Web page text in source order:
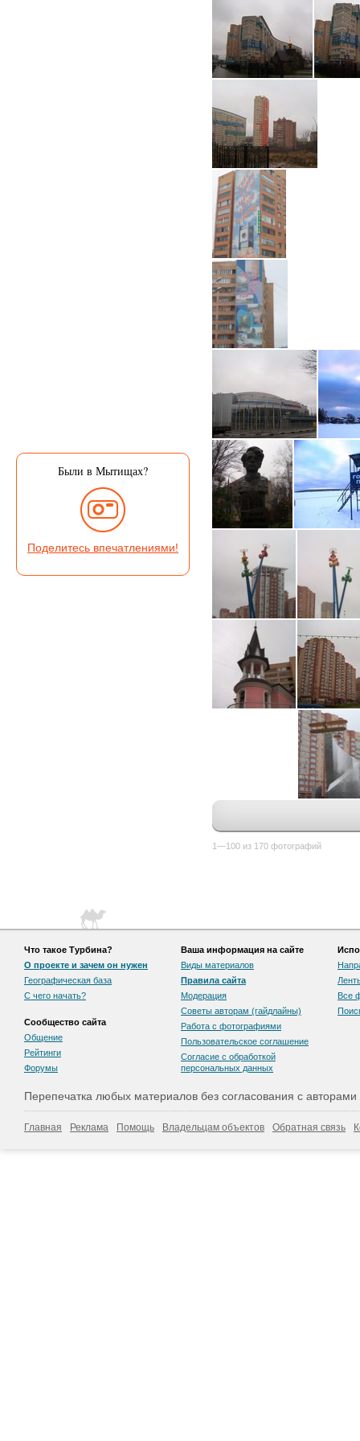
Были в Мытищах?
Поделитесь впечатлениями!
1—100 из 170 фотографий
Что такое Турбина?
О проекте и зачем он нужен
Географическая база
С чего начать?
Сообщество сайта
Общение
Рейтинги
Форумы
Ваша информация на сайте
Виды материалов
Правила сайта
Модерация
Советы авторам (гайдлайны)
Работа с фотографиями
Пользовательскоe соглашение
Согласие с обработкой
персональных данных
Все
Перепечатка любых материалов без согласования с
Главная Реклама Помощь Владельцам объектов Обратная связь